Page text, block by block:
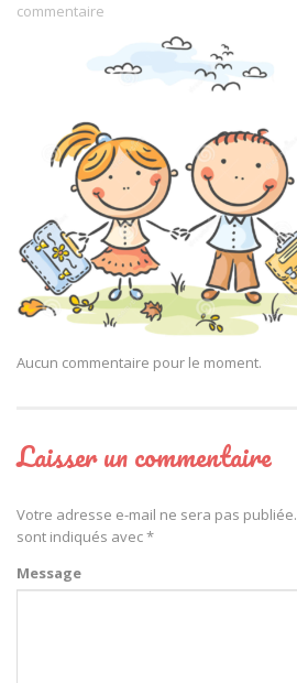
commentaire
Aucun commentaire pour le moment.
Laisser un commentaire
Votre adresse e-mail ne sera pas publiée.
sont indiqués avec*
Message